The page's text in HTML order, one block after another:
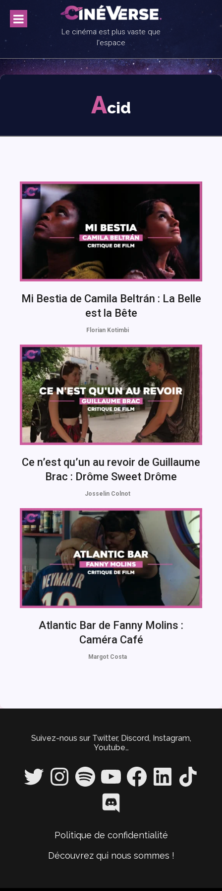
content
Le cinéma est plus vaste que
l'espace
Acid
Mi Bestia de Camila Beltrán : La Belle
est la Bête
Florian Kotimbi
Ce n’est qu’un au revoir de Guillaume
Brac : Drôme Sweet Drôme
Josselin Colnot
Atlantic Bar de Fanny Molins :
Caméra Café
Margot Costa
Suivez-nous sur Twitter, Discord, Instagram,
Youtube…
Twitter InstagramSpotify YouTube FacebookLinkedIn TikTok
Discord
Politique de confidentialité
Découvrez qui nous sommes !